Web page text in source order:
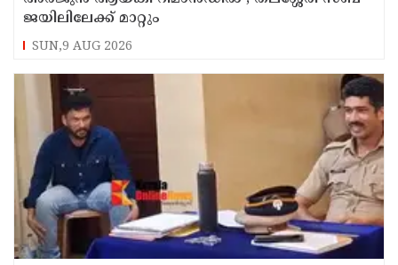
ജയിലിലേക്ക് മാറ്റും
SUN,9 AUG 2026